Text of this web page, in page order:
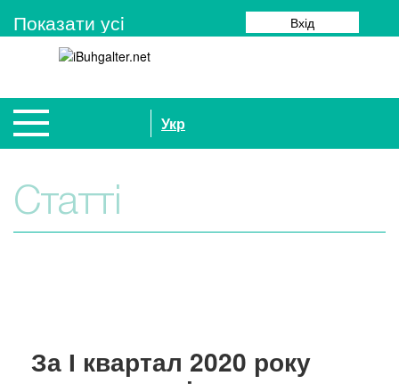
Показати усi Вхід
Укр
Статті
За І квартал 2020 року